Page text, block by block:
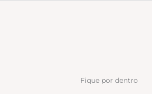
Fique por dentro